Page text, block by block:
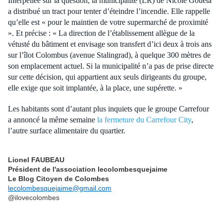
a distribué un tract pour tenter d’éteindre l’incendie. Elle rappelle
qu’elle est « pour le maintien de votre supermarché de proximité
». Et précise : « La direction de l’établissement allègue de la
vétusté du bâtiment et envisage son transfert d’ici deux à trois ans
sur l’îlot Colombus (avenue Stalingrad), à quelque 300 mètres de
son emplacement actuel. Si la municipalité n’a pas de prise directe
sur cette décision, qui appartient aux seuls dirigeants du groupe,
elle exige que soit implantée, à la place, une supérette. »
Les habitants sont d’autant plus inquiets que le groupe Carrefour
a annoncé la même semaine la fermeture du Carrefour City,
l’autre surface alimentaire du quartier.
Lionel FAUBEAU
Président de l'association lecolombesquejaime
Le Blog Citoyen de Colombes
lecolombesquejaime@gmail.com
@ilovecolombes